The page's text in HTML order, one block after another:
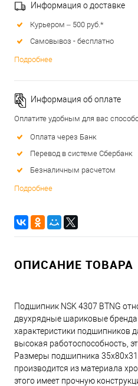
Информация о доставке
Курьером – 500 руб.*
Самовывоз - бесплатно
Подробнее
Информация об оплате
Оплатите удобным для вас
Оплата через Банк
Перевод в системе Сбербанк
Безналичным расчетом
Подробнее
ОПИСАНИЕ ТОВАРА
Подшипник NSK 4307 BTNG
двухрядные шариковые
характеристики подшипников
высокая работоспособность,
Размеры подшипника
производится из материала
этого имеет прочную